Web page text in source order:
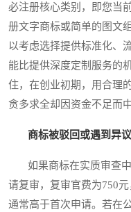
必注册核心类别，即您当
册文字商标或简单的图文
以考虑选择提供标准化、
能比提供深度定制服务的
住，在创业初期，用合理
贪多求全却因资金不足而
商标被驳回或遇到异
如果商标在实质审查中
请复审，复审官费为750
通常高于首次申请。若在